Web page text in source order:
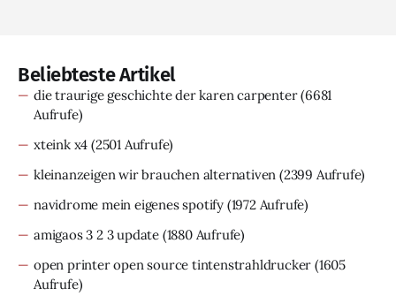
Beliebteste Artikel
die traurige geschichte der karen carpenter(6681
Aufrufe)
xteink x4 (2501 Aufrufe)
kleinanzeigen wir brauchen alternativen (2399 Aufrufe)
navidrome mein eigenes spotify (1972 Aufrufe)
amigaos 3 2 3 update (1880 Aufrufe)
open printer open source tintenstrahldrucker (1605
Aufrufe)